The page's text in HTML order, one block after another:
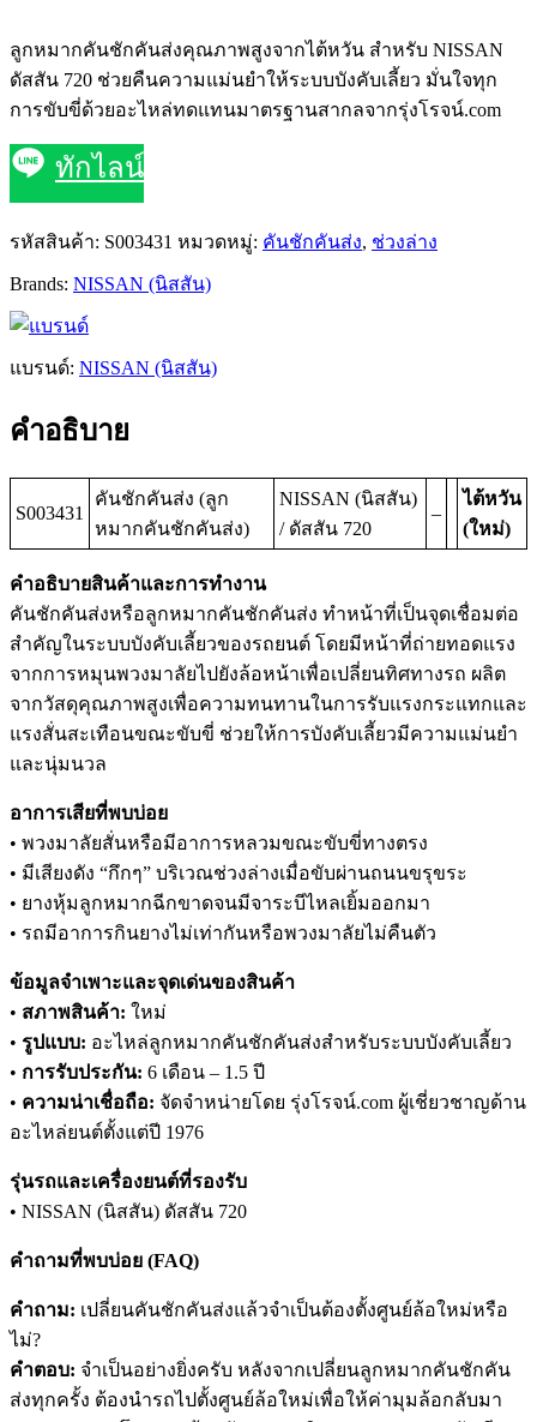
ลูกหมากคันชักคันส่งคุณภาพสูงจากไต้หวัน สำหรับ NISSAN
ดัสสัน 720 ช่วยคืนความแม่นยำให้ระบบบังคับเลี้ยว มั่นใจทุก
การขับขี่ด้วยอะไหล่ทดแทนมาตรฐานสากลจากรุ่งโรจน์.com
ทักไลน์
รหัสสินค้า: S003431 หมวดหมู่: คันชักคันส่ง, ช่วงล่าง
Brands: NISSAN (นิสสัน)
แบรนด์: NISSAN (นิสสัน)
คำอธิบาย
S003431
คันชักคันส่ง (ลูก
หมากคันชักคันส่ง)
NISSAN (นิสสัน)
/ ดัสสัน 720
–
ไต้หวัน
(ใหม่)
คำอธิบายสินค้าและการทำงาน
คันชักคันส่งหรือลูกหมากคันชักคันส่ง ทำหน้าที่เป็นจุดเชื่อมต่อ
สำคัญในระบบบังคับเลี้ยวของรถยนต์ โดยมีหน้าที่ถ่ายทอดแรง
จากการหมุนพวงมาลัยไปยังล้อหน้าเพื่อเปลี่ยนทิศทางรถ ผลิต
จากวัสดุคุณภาพสูงเพื่อความทนทานในการรับแรงกระแทกและ
แรงสั่นสะเทือนขณะขับขี่ ช่วยให้การบังคับเลี้ยวมีความแม่นยำ
และนุ่มนวล
อาการเสียที่พบบ่อย
• พวงมาลัยสั่นหรือมีอาการหลวมขณะขับขี่ทางตรง
• มีเสียงดัง “กึกๆ” บริเวณช่วงล่างเมื่อขับผ่านถนนขรุขระ
• ยางหุ้มลูกหมากฉีกขาดจนมีจาระบีไหลเยิ้มออกมา
• รถมีอาการกินยางไม่เท่ากันหรือพวงมาลัยไม่คืนตัว
ข้อมูลจำเพาะและจุดเด่นของสินค้า
• สภาพสินค้า: ใหม่
• รูปแบบ: อะไหล่ลูกหมากคันชักคันส่งสำหรับระบบบังคับเลี้ยว
• การรับประกัน: 6 เดือน – 1.5 ปี
• ความน่าเชื่อถือ: จัดจำหน่ายโดย รุ่งโรจน์.com ผู้เชี่ยวชาญด้าน
อะไหล่ยนต์ตั้งแต่ปี 1976
รุ่นรถและเครื่องยนต์ที่รองรับ
• NISSAN (นิสสัน) ดัสสัน 720
คำถามที่พบบ่อย (FAQ)
คำถาม: เปลี่ยนคันชักคันส่งแล้วจำเป็นต้องตั้งศูนย์ล้อใหม่หรือ
ไม่?
คำตอบ: จำเป็นอย่างยิ่งครับ หลังจากเปลี่ยนลูกหมากคันชักคัน
ส่งทุกครั้ง ต้องนำรถไปตั้งศูนย์ล้อใหม่เพื่อให้ค่ามุมล้อกลับมา